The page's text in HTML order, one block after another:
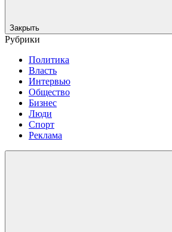
Закрыть
Рубрики
Политика
Власть
Интервью
Общество
Бизнес
Люди
Спорт
Реклама